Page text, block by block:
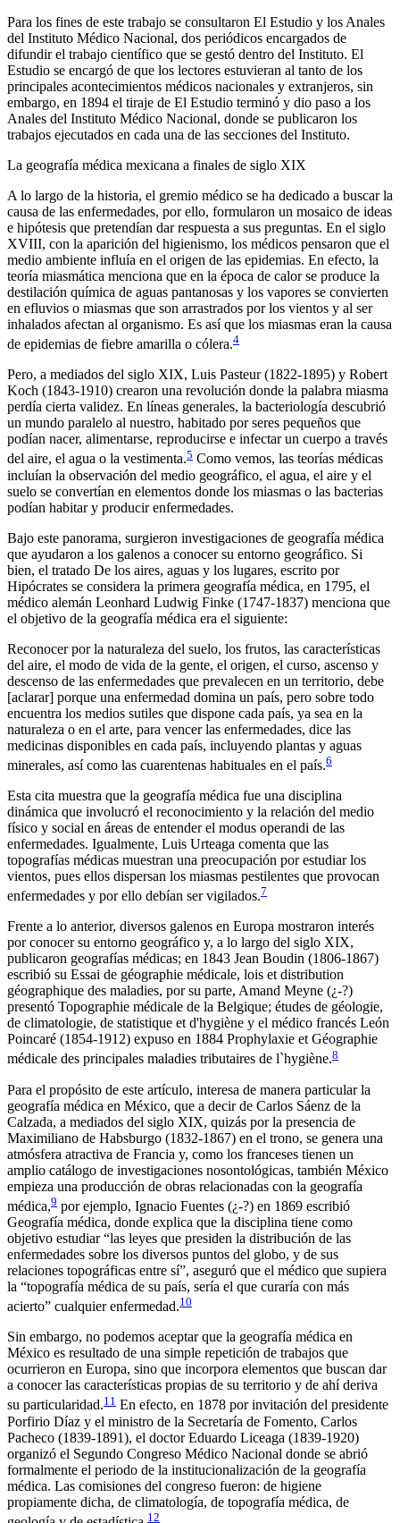
Para los fines de este trabajo se consultaron El Estudio y los Anales
del Instituto Médico Nacional, dos periódicos encargados de
difundir el trabajo científico que se gestó dentro del Instituto. El
Estudio se encargó de que los lectores estuvieran al tanto de los
principales acontecimientos médicos nacionales y extranjeros, sin
embargo, en 1894 el tiraje de El Estudio terminó y dio paso a los
Anales del Instituto Médico Nacional, donde se publicaron los
trabajos ejecutados en cada una de las secciones del Instituto.
La geografía médica mexicana a finales de siglo XIX
A lo largo de la historia, el gremio médico se ha dedicado a buscar la
causa de las enfermedades, por ello, formularon un mosaico de ideas
e hipótesis que pretendían dar respuesta a sus preguntas. En el siglo
XVIII, con la aparición del higienismo, los médicos pensaron que el
medio ambiente influía en el origen de las epidemias. En efecto, la
teoría miasmática menciona que en la época de calor se produce la
destilación química de aguas pantanosas y los vapores se convierten
en efluvios o miasmas que son arrastrados por los vientos y al ser
inhalados afectan al organismo. Es así que los miasmas eran la causa
de epidemias de fiebre amarilla o cólera.4
Pero, a mediados del siglo XIX, Luis Pasteur (1822-1895) y Robert
Koch (1843-1910) crearon una revolución donde la palabra miasma
perdía cierta validez. En líneas generales, la bacteriología descubrió
un mundo paralelo al nuestro, habitado por seres pequeños que
podían nacer, alimentarse, reproducirse e infectar un cuerpo a través
del aire, el agua o la vestimenta.5 Como vemos, las teorías médicas
incluían la observación del medio geográfico, el agua, el aire y el
suelo se convertían en elementos donde los miasmas o las bacterias
podían habitar y producir enfermedades.
Bajo este panorama, surgieron investigaciones de geografía médica
que ayudaron a los galenos a conocer su entorno geográfico. Si
bien, el tratado De los aires, aguas y los lugares, escrito por
Hipócrates se considera la primera geografía médica, en 1795, el
médico alemán Leonhard Ludwig Finke (1747-1837) menciona que
el objetivo de la geografía médica era el siguiente:
Reconocer por la naturaleza del suelo, los frutos, las características
del aire, el modo de vida de la gente, el origen, el curso, ascenso y
descenso de las enfermedades que prevalecen en un territorio, debe
[aclarar] porque una enfermedad domina un país, pero sobre todo
encuentra los medios sutiles que dispone cada país, ya sea en la
naturaleza o en el arte, para vencer las enfermedades, dice las
medicinas disponibles en cada país, incluyendo plantas y aguas
minerales, así como las cuarentenas habituales en el país.6
Esta cita muestra que la geografía médica fue una disciplina
dinámica que involucró el reconocimiento y la relación del medio
físico y social en áreas de entender el modus operandi de las
enfermedades. Igualmente, Luis Urteaga comenta que las
topografías médicas muestran una preocupación por estudiar los
vientos, pues ellos dispersan los miasmas pestilentes que provocan
enfermedades y por ello debían ser vigilados.7
Frente a lo anterior, diversos galenos en Europa mostraron interés
por conocer su entorno geográfico y, a lo largo del siglo XIX,
publicaron geografías médicas; en 1843 Jean Boudin (1806-1867)
escribió su Essai de géographie médicale, lois et distribution
géographique des maladies, por su parte, Amand Meyne (¿-?)
presentó Topographie médicale de la Belgique; études de géologie,
de climatologie, de statistique et d'hygiène y el médico francés León
Poincaré (1854-1912) expuso en 1884 Prophylaxie et Géographie
médicale des principales maladies tributaires de l`hygiène.8
Para el propósito de este artículo, interesa de manera particular la
geografía médica en México, que a decir de Carlos Sáenz de la
Calzada, a mediados del siglo XIX, quizás por la presencia de
Maximiliano de Habsburgo (1832-1867) en el trono, se genera una
atmósfera atractiva de Francia y, como los franceses tienen un
amplio catálogo de investigaciones nosontológicas, también México
empieza una producción de obras relacionadas con la geografía
médica,9 por ejemplo, Ignacio Fuentes (¿-?) en 1869 escribió
Geografía médica, donde explica que la disciplina tiene como
objetivo estudiar “las leyes que presiden la distribución de las
enfermedades sobre los diversos puntos del globo, y de sus
relaciones topográficas entre sí”, aseguró que el médico que supiera
la “topografía médica de su país, sería el que curaría con más
acierto” cualquier enfermedad.10
Sin embargo, no podemos aceptar que la geografía médica en
México es resultado de una simple repetición de trabajos que
ocurrieron en Europa, sino que incorpora elementos que buscan dar
a conocer las características propias de su territorio y de ahí deriva
su particularidad.11 En efecto, en 1878 por invitación del presidente
Porfirio Díaz y el ministro de la Secretaría de Fomento, Carlos
Pacheco (1839-1891), el doctor Eduardo Liceaga (1839-1920)
organizó el Segundo Congreso Médico Nacional donde se abrió
formalmente el periodo de la institucionalización de la geografía
médica. Las comisiones del congreso fueron: de higiene
propiamente dicha, de climatología, de topografía médica, de
12